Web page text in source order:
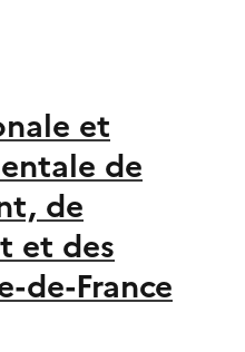
et
de
de
et des
de-France